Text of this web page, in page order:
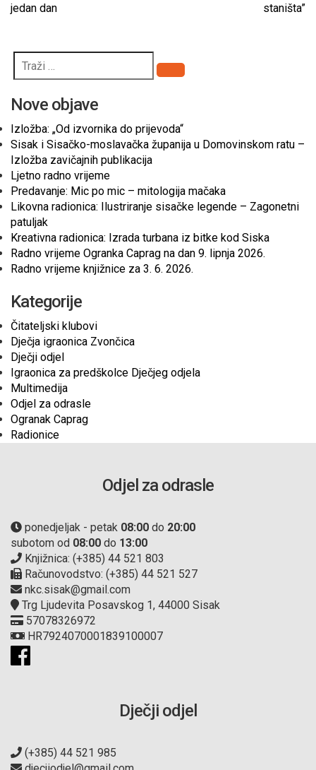
jedan dan
staništa”
Pretraži
Nove objave
Izložba: „Od izvornika do prijevoda“
Sisak i Sisačko-moslavačka županija u Domovinskom ratu –
Izložba zavičajnih publikacija
Ljetno radno vrijeme
Predavanje: Mic po mic – mitologija mačaka
Likovna radionica: Ilustriranje sisačke legende – Zagonetni
patuljak
Kreativna radionica: Izrada turbana iz bitke kod Siska
Radno vrijeme Ogranka Caprag na dan 9. lipnja 2026.
Radno vrijeme knjižnice za 3. 6. 2026.
Kategorije
Čitateljski klubovi
Dječja igraonica Zvončica
Dječji odjel
Igraonica za predškolce Dječjeg odjela
Multimedija
Odjel za odrasle
Ogranak Caprag
Radionice
Odjel za odrasle
ponedjeljak - petak 08:00 do 20:00
subotom od 08:00 do 13:00
Knjižnica: (+385) 44 521 803
Računovodstvo: (+385) 44 521 527
nkc.sisak@gmail.com
Trg Ljudevita Posavskog 1, 44000 Sisak
57078326972
HR7924070001839100007
Dječji odjel
(+385) 44 521 985